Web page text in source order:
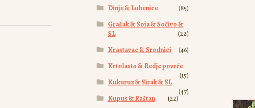
Dinje & Lubenice
(85)
Grašak & Soja & Sočivo &
SL
(22)
Krastavac & Srodnici
(46)
Krtolasto & Redje povrće
(15)
Kukuruz & Sirak & SL
(47)
Kupus & Raštan
(22)